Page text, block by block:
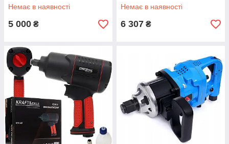
Немає в наявності
5 000 ₴
Немає в наявності
6 307 ₴